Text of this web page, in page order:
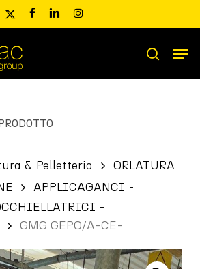
x-
facebooklinkedininstagram
search
& Pelletteria
ORLATURA
APPLICAGANCI -
-
GMG GEPO/A-CE-